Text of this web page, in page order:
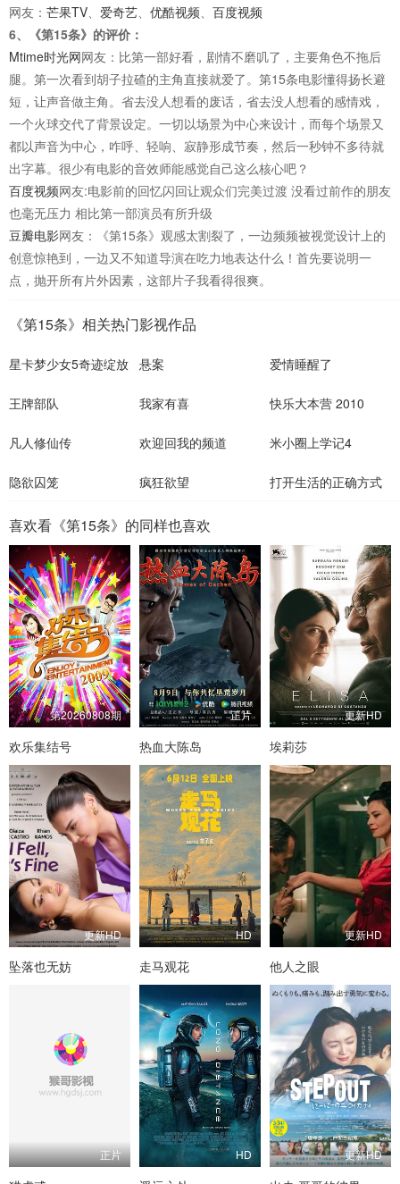
网友： 芒果TV 爱奇艺 优酷视频
百度视频
6、《第15条》的评价：
Mtime时光网网友：比第一部好看，剧情不磨叽了，主要角色不拖后
腿。第一次看到胡子拉碴的主角直接就爱了。第15条电影懂得扬长避
短，让声音做主角。省去没人想看的废话，省去没人想看的感情戏，
一个火球交代了背景设定。一切以场景为中心来设计，而每个场景又
都以声音为中心，咋呼、轻响、寂静形成节奏，然后一秒钟不多待就
出字幕。很少有电影的音效师能感觉自己这么核心吧？
百度视频网友:电影前的回忆闪回让观众们完美过渡 没看过前作的朋友
也毫无压力 相比第一部演员有所升级
豆瓣电影网友：《第15条》观感太割裂了，一边频频被视觉设计上的
创意惊艳到，一边又不知道导演在吃力地表达什么！首先要说明一
点，抛开所有片外因素，这部片子我看得很爽。
《第15条》相关热门影视作品
星卡梦少女5奇迹绽放 悬案 爱情睡醒了
王牌部队 我家有喜 快乐大本营 2010
凡人修仙传 欢迎回我的频道 米小圈上学记4
隐欲囚笼 疯狂欲望 打开生活的正确方式
喜欢看《第15条》的同样也喜欢
第20260808期
欢乐集结号
正片
热血大陈岛
更新HD
埃莉莎
更新HD
坠落也无妨
HD
走马观花
更新HD
他人之眼
正片 HD 更新HD